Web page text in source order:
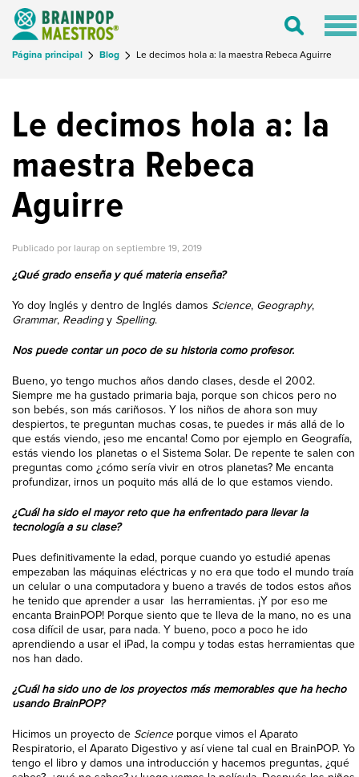
Toggle
Página principal Blog Le decimos hola a: la maestra Rebeca Aguirre
Le decimos hola a: la
maestra Rebeca
Aguirre
Publicado por laurap on septiembre 19, 2019
¿Qué grado enseña y qué materia enseña?
Yo doy Inglés y dentro de Inglés damos Science, Geography,
Grammar, Readingy Spelling.
Nos puede contar un poco de su historia como profesor.
Bueno, yo tengo muchos años dando clases, desde el 2002.
Siempre me ha gustado primaria baja, porque son chicos pero no
son bebés, son más cariñosos. Y los niños de ahora son muy
despiertos, te preguntan muchas cosas, te puedes ir más allá de lo
que estás viendo, ¡eso me encanta! Como por ejemplo en Geografía,
estás viendo los planetas o el Sistema Solar. De repente te salen con
preguntas como ¿cómo sería vivir en otros planetas? Me encanta
profundizar, irnos un poquito más allá de lo que estamos viendo.
¿Cuál ha sido el mayor reto que ha enfrentado para llevar la
tecnología a su clase?
Pues definitivamente la edad, porque cuando yo estudié apenas
empezaban las máquinas eléctricas y no era que todo el mundo traía
un celular o una computadora y bueno a través de todos estos años
he tenido que aprender a usar las herramientas. ¡Y por eso me
encanta BrainPOP! Porque siento que te lleva de la mano, no es una
cosa difícil de usar, para nada. Y bueno, poco a poco he ido
aprendiendo a usar el iPad, la compu y todas estas herramientas que
nos han dado.
¿Cuál ha sido uno de los proyectos más memorables que ha hecho
usando BrainPOP?
Hicimos un proyecto de Scienceporque vimos el Aparato
Respiratorio, el Aparato Digestivo y así viene tal cual en BrainPOP. Yo
tengo el libro y damos una introducción y hacemos preguntas, ¿qué